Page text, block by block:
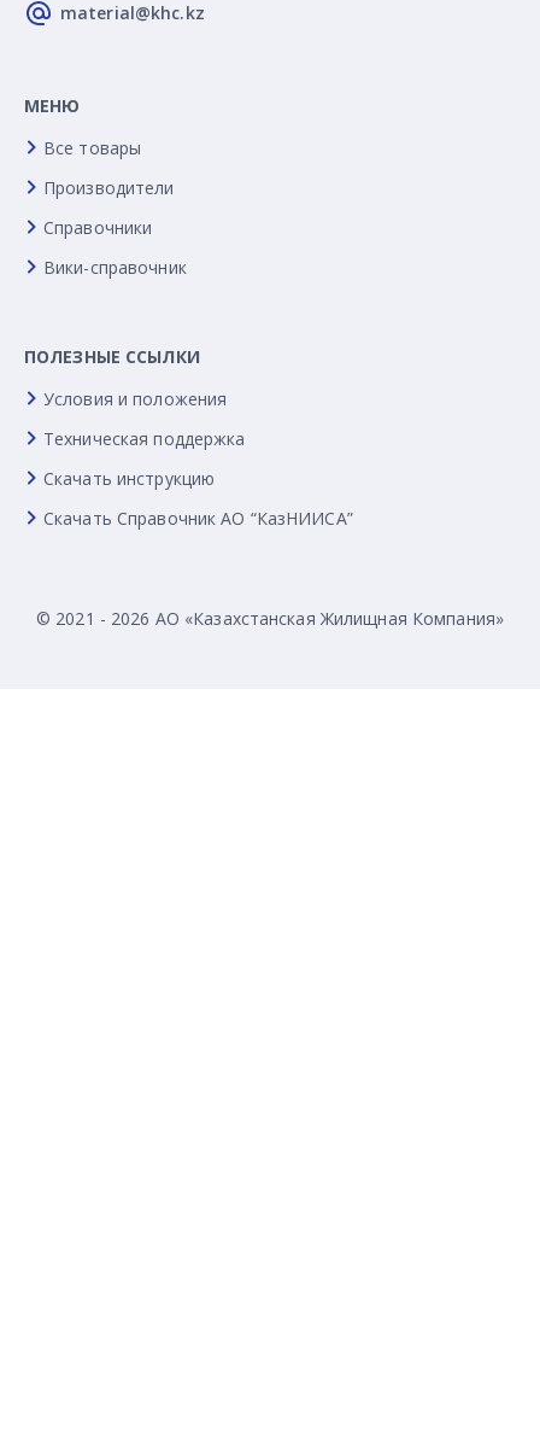
material@khc.kz
МЕНЮ
Все товары
Производители
Справочники
Вики-справочник
ПОЛЕЗНЫЕ ССЫЛКИ
Условия и положения
Техническая поддержка
Скачать инструкцию
Скачать Справочник АО “КазНИИСА”
© 2021 - 2026 АО «Казахстанская Жилищная Компания»